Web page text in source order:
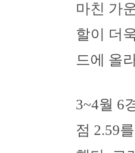
마친 가
할이 더
드에 올
3~4월 6
점 2.59